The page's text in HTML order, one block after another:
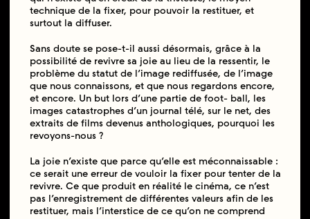
technique de la fixer, pour pouvoir la restituer, et
surtout la diffuser.
Sans doute se pose-t-il aussi désormais, grâce à la
possibilité de revivre sa joie au lieu de la ressentir, le
problème du statut de l’image rediffusée, de l’image
que nous connaissons, et que nous regardons encore,
et encore. Un but lors d’une partie de foot- ball, les
images catastrophes d’un journal télé, sur le net, des
extraits de films devenus anthologiques, pourquoi les
revoyons-nous ?
La joie n’existe que parce qu’elle est méconnaissable :
ce serait une erreur de vouloir la fixer pour tenter de la
revivre. Ce que produit en réalité le cinéma, ce n’est
pas l’enregistrement de différentes valeurs afin de les
restituer, mais l’interstice de ce qu’on ne comprend